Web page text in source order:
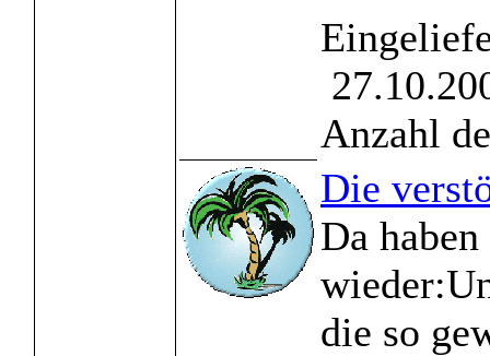
Anzahl
Die
Da
die so